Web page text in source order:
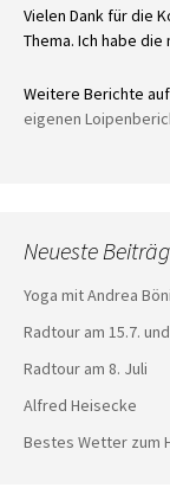
Vielen Dank für die
Thema. Ich habe die
Weitere Berichte auf
eigenen
Neueste
Yoga mit Andrea
Radtour am 15.7.
Radtour am 8. Juli
Alfred Heisecke
Bestes Wetter zum